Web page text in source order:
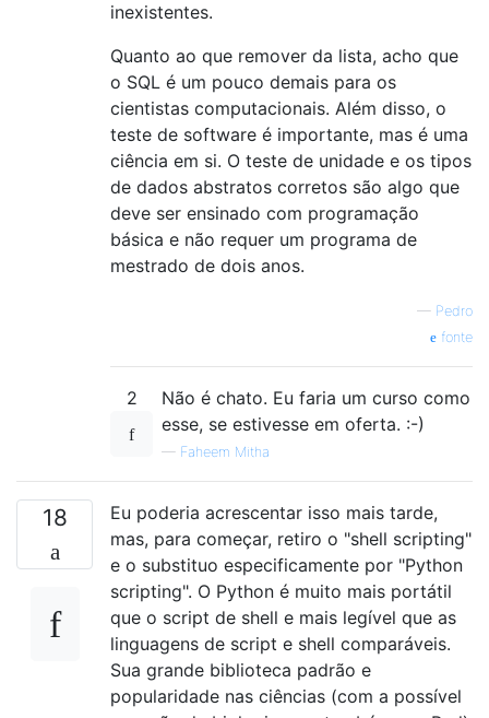
inexistentes.
Quanto ao que remover da lista, acho que
o SQL é um pouco demais para os
cientistas computacionais. Além disso, o
teste de software é importante, mas é uma
ciência em si. O teste de unidade e os tipos
de dados abstratos corretos são algo que
deve ser ensinado com programação
básica e não requer um programa de
mestrado de dois anos.
— Pedro
fonte
2
Não é chato. Eu faria um curso como
esse, se estivesse em oferta. :-)
— Faheem Mitha
18
Eu poderia acrescentar isso mais tarde,
mas, para começar, retiro o "shell scripting"
e o substituo especificamente por "Python
scripting". O Python é muito mais portátil
que o script de shell e mais legível que as
linguagens de script e shell comparáveis.
Sua grande biblioteca padrão e
popularidade nas ciências (com a possível